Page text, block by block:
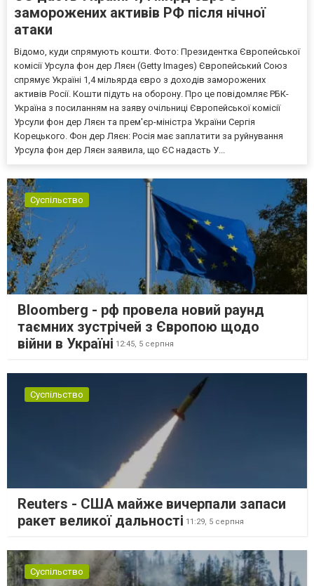
заморожених активів РФ після нічної
атаки
Відомо, куди спрямують кошти. Фото: Президентка Європейської
комісії Урсула фон дер Ляєн (Getty Images) Європейський Союз
спрямує Україні 1,4 мільярда євро з доходів заморожених
активів Росії. Кошти підуть на оборону. Про це повідомляє РБК-
Україна з посиланням на заяву очільниці Європейської комісії
Урсули фон дер Ляєн та прем'єр-міністра України Сергія
Корецького. Фон дер Ляєн: Росія має заплатити за руйнування
Урсула фон дер Ляєн заявила, що ЄС надасть У...
Суспільство
Bloomberg - рф провела новий раунд
таємних зустрічей з Європою щодо
війни в Україні 12:45, 5 серпня
Суспільство
Reuters - США майже вичерпали запаси
ракет великої дальності 11:29, 5 серпня
Суспільство